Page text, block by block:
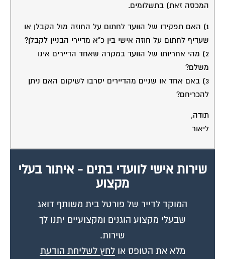
המכסה זאת) בתשלומים.
1) האם תפקידו של הוועד לחתום על החוזה מול הקבלן או
שעדיף לחתום על חוזה אישי בין כ"א מדיירי הבניין לקבלן?
2) מהי אחריותו של הוועד במקרה שאחד הדיירים אינו
משלם?
3) באם אחד או שניים מהדיירים יסרבו לשיקום האם ניתן
להכריחם?
תודה,
ליאור
שירות אישי לוועדי בתים - איתור בעלי
מקצוע
המוקד לדייר של פורטל בית משותף דואג
שבעלי מקצוע הוגנים ומקצועיים יתנו לך
שירות.
מלא את הטופס אולחץ לשליחת הודעת